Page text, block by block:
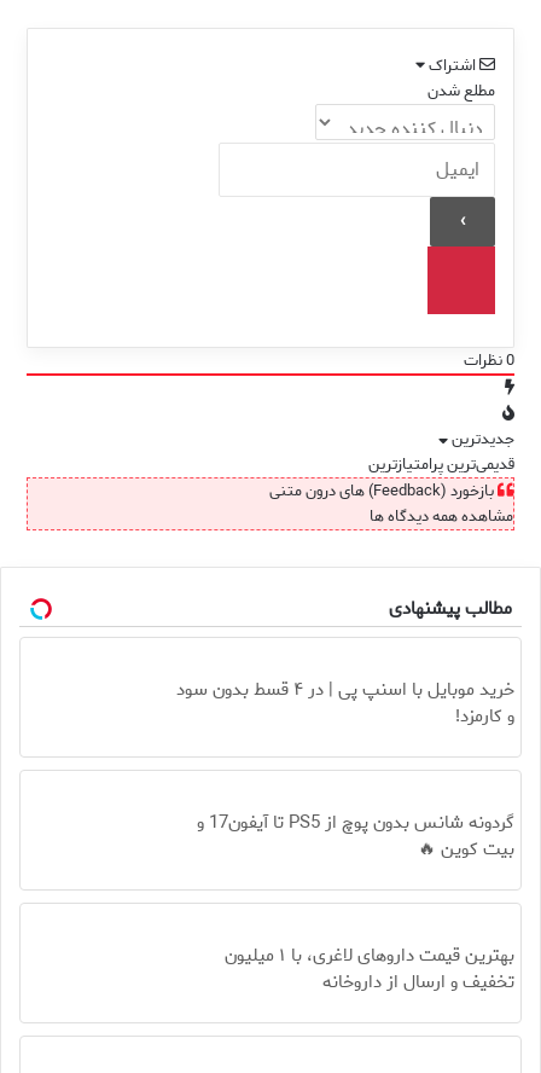
اشتراک
مطلع شدن
0نظرات
جدیدترین
قدیمی‌ترینپرامتیازترین
بازخورد (Feedback) های درون متنی
مشاهده همه دیدگاه ها
مطالب پیشنهادی
خرید موبایل با اسنپ پی | در ۴ قسط بدون سود
و کارمزد!
گردونه شانس بدون پوچ از PS5 تا آیفون17 و
بیت کوین 🔥
بهترین قیمت داروهای لاغری، با ۱ میلیون
تخفیف و ارسال از داروخانه‌